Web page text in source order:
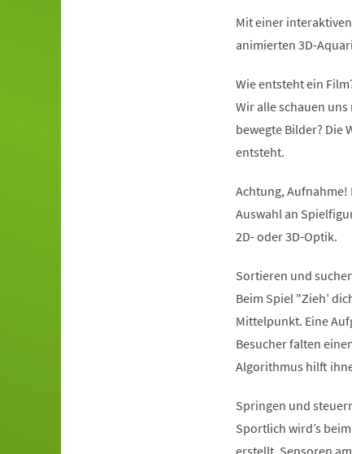
Mit einer
animierten 3D-
Wie entsteht ein
Wir alle schauen
bewegte Bilder? Die
entsteht.
Achtung,
Auswahl an
2D- oder 3D-Optik.
Sortieren und
Beim Spiel "Zieh’
Mittelpunkt. Eine
Besucher falten
Algorithmus hilft
Springen und
Sportlich wird’s
erstellt. Sensoren